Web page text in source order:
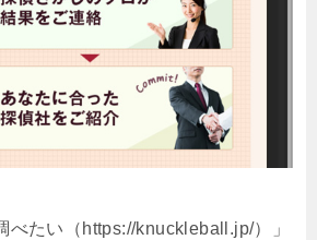
べたい（https://knuckleball.jp/）」